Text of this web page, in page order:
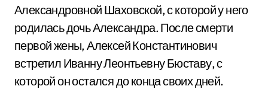
Александровной Шаховской, с которой у него
родилась дочь Александра. После смерти
первой жены, Алексей Константинович
встретил Иванну Леонтьевну Бюставу, с
которой он остался до конца своих дней.